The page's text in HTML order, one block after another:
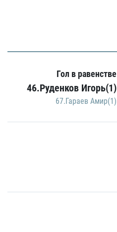
Гол в равенстве
46.Руденков Игорь(1)
67.Гараев Амир(1)